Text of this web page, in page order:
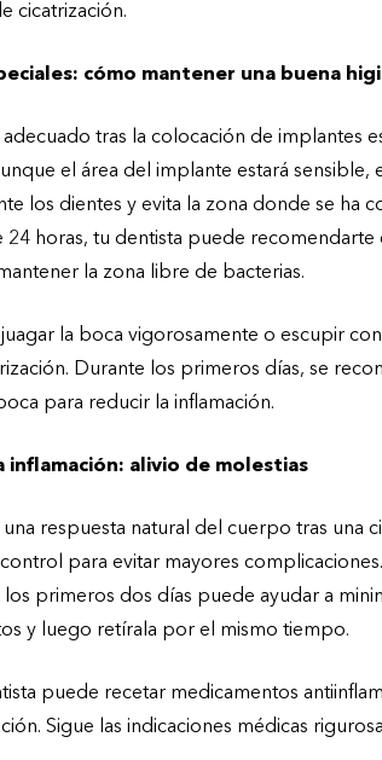
cicatrización.
cómo mantener una buena
adecuado tras la colocación de implantes
el área del implante estará
los dientes y evita la zona donde se ha
24 horas, tu dentista puede recomendarte
la zona libre de bacterias.
la boca vigorosamente o escupir
Durante los primeros días, se
para reducir la inflamación.
inflamación: alivio de molestias
una respuesta natural del cuerpo tras
para evitar mayores
primeros dos días puede ayudar a
y luego retírala por el mismo tiempo.
puede recetar medicamentos
Sigue las indicaciones médicas